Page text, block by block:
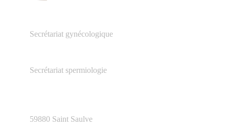
Secrétariat gynécologique
Secrétariat spermiologie
59880 Saint Saulve